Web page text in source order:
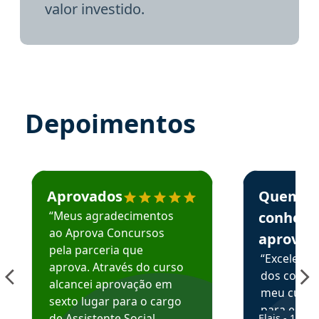
valor investido.
Depoimentos
Estudante José recomenda o Aprova Concursos em
Aprovados
“Meus agradecimentos
ao Aprova Concursos
pela parceria que
aprova. Através do curso
alcancei aprovação em
sexto lugar para o cargo
Estudante
Quem
aprova
dos
meu
para